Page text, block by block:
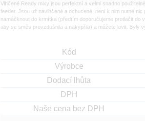
Vlhčené Ready mixy jsou perfektní a velmi snadno
feeder. Jsou už navlhčené a ochucené, není k nim nutné nic
namáčknout do krmítka (předtím doporučujeme protlačit do
aby se směs provzdušnila a nakypřila) a můžete lovit. Byly
Kód
Výrobce
Dodací lhůta
DPH
Naše cena bez DPH